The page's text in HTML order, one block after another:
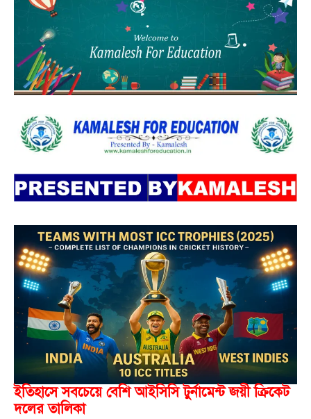
ইতিহাসে সবচেয়ে বেশি আইসিসি টুর্নামেন্ট জয়ী ক্রিকেট
দলের তালিকা